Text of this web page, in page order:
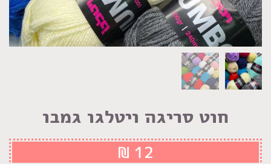
חוט סריגה ויטלגו גמבו
₪ 12